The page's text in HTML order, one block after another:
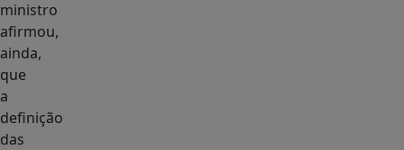
ministro
afirmou,
ainda,
que
a
definição
das